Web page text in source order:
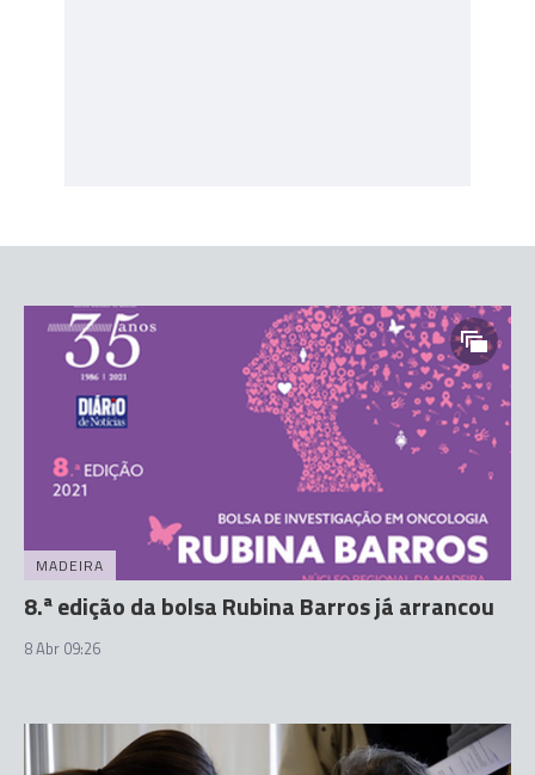
MADEIRA
8.ª edição da bolsa Rubina Barros já arrancou
8 Abr 09:26